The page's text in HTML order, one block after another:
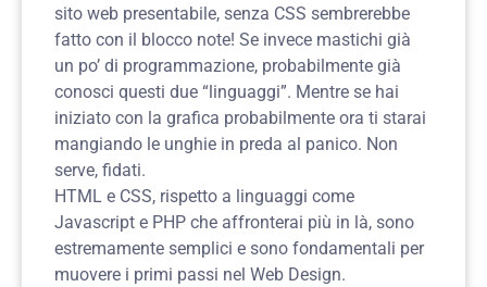
sito web presentabile, senza CSS sembrerebbe
fatto con il blocco note! Se invece mastichi già
un po’ di programmazione, probabilmente già
conosci questi due “linguaggi”. Mentre se hai
iniziato con la grafica probabilmente ora ti starai
mangiando le unghie in preda al panico. Non
serve, fidati.
HTML e CSS, rispetto a linguaggi come
Javascript e PHP che affronterai più in là, sono
estremamente semplici e sono fondamentali per
muovere i primi passi nel Web Design.